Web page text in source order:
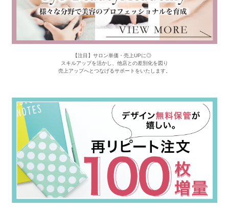
【注目】サロン単価・売上UPに◎
スキルアップを活かし、他店との差別化を図り
売上アップへとつなげるサポートをいたします。